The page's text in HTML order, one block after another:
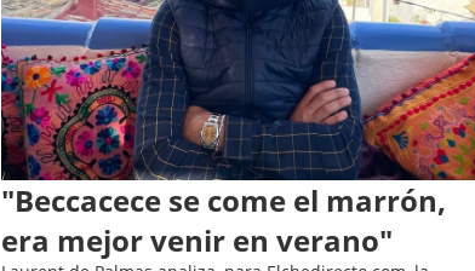
"Beccacece se come el marrón,
era mejor venir en verano"